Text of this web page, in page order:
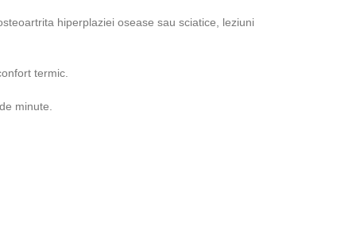
hiperplaziei osease sau sciatice, leziuni
termic.
minute.